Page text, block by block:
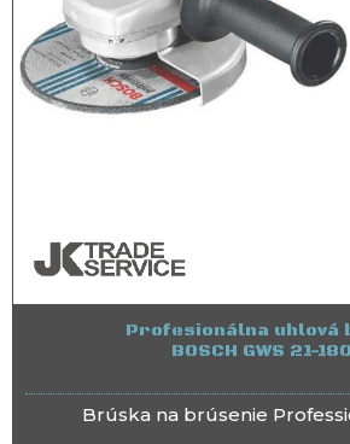
Profesionálna uhlová
BOSCH GWS 21-
Brúska na brúsenie